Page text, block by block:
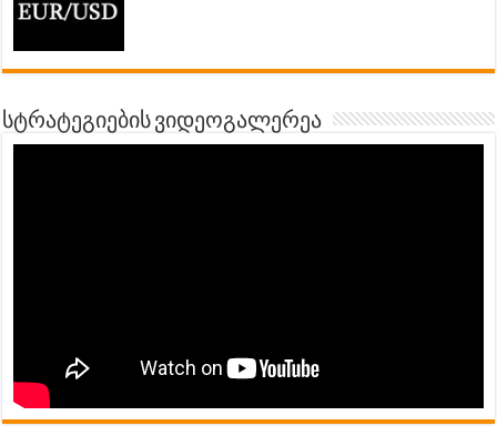
სტრატეგიების ვიდეოგალერეა